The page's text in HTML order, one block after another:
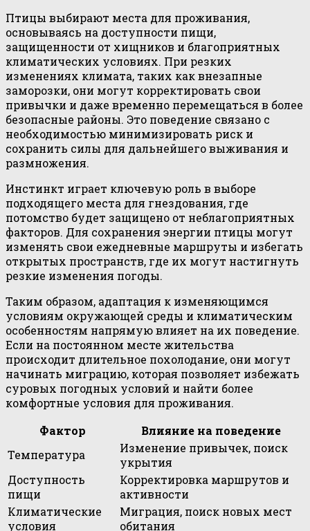
Птицы выбирают места для проживания,
основываясь на доступности пищи,
защищенности от хищников и благоприятных
климатических условиях. При резких
изменениях климата, таких как внезапные
заморозки, они могут корректировать свои
привычки и даже временно перемещаться в более
безопасные районы. Это поведение связано с
необходимостью минимизировать риск и
сохранить силы для дальнейшего выживания и
размножения.
Инстинкт играет ключевую роль в выборе
подходящего места для гнездования, где
потомство будет защищено от неблагоприятных
факторов. Для сохранения энергии птицы могут
изменять свои ежедневные маршруты и избегать
открытых пространств, где их могут настигнуть
резкие изменения погоды.
Таким образом, адаптация к изменяющимся
условиям окружающей среды и климатическим
особенностям напрямую влияет на их поведение.
Если на постоянном месте жительства
происходит длительное похолодание, они могут
начинать миграцию, которая позволяет избежать
суровых погодных условий и найти более
комфортные условия для проживания.
Фактор
Влияние на поведение
Температура
Изменение привычек, поиск
укрытия
Доступность
пищи
Корректировка маршрутов и
активности
Климатические
условия
Миграция, поиск новых мест
обитания